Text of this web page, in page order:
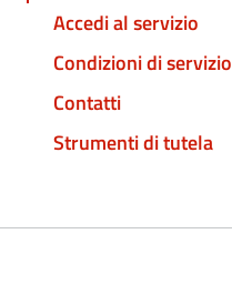
Accedi al servizio
Condizioni di servizio
Contatti
Strumenti di tutela